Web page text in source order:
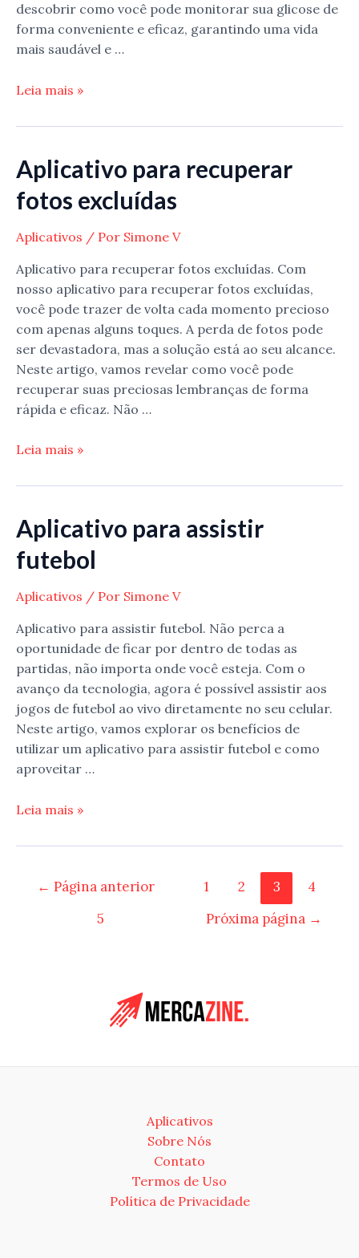
descobrir como você pode monitorar sua glicose de
forma conveniente e eficaz, garantindo uma vida
mais saudável e …
App
de
Leia mais »
Aplicativo para recuperar
fotos excluídas
Aplicativos / Por Simone V
Aplicativo para recuperar fotos excluídas. Com
nosso aplicativo para recuperar fotos excluídas,
você pode trazer de volta cada momento precioso
com apenas alguns toques. A perda de fotos pode
ser devastadora, mas a solução está ao seu alcance.
Neste artigo, vamos revelar como você pode
recuperar suas preciosas lembranças de forma
rápida e eficaz. Não …
Aplicativo
recuperar
excluídas
Leia mais »
Aplicativo para assistir
futebol
Aplicativos / Por Simone V
Aplicativo para assistir futebol. Não perca a
oportunidade de ficar por dentro de todas as
partidas, não importa onde você esteja. Com o
avanço da tecnologia, agora é possível assistir aos
jogos de futebol ao vivo diretamente no seu celular.
Neste artigo, vamos explorar os benefícios de
utilizar um aplicativo para assistir futebol e como
aproveitar …
Aplicativo
assistir
Leia mais »
Navegação
← Página anterior 1 2 3
4
5
Próxima página →
Aplicativos
Sobre Nós
Contato
Termos de Uso
Política de Privacidade